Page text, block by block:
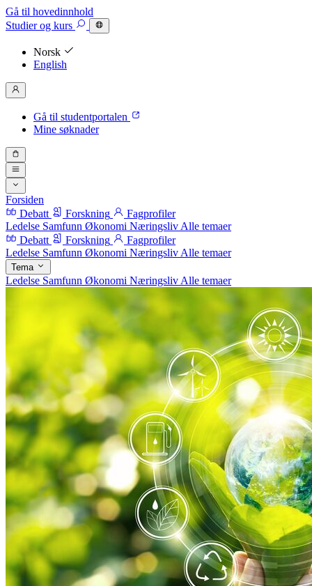
Gå til hovedinnhold
Studierog kurs
Norsk
English
Gå til studentportalen
Mine søknader
Forsiden
Debatt
Forskning
Fagprofiler
Ledelse Samfunn Økonomi Næringsliv Alle temaer
Debatt
Forskning
Fagprofiler
Ledelse Samfunn Økonomi Næringsliv Alle temaer
Tema
Ledelse Samfunn Økonomi Næringsliv Alle temaer